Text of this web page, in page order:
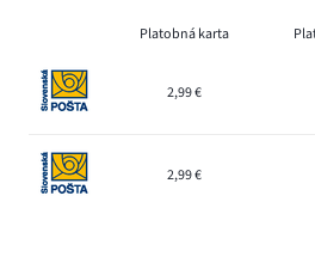
Platobná karta
2,99 €
2,99 €